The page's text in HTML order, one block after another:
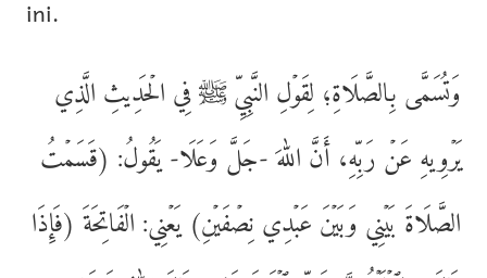
ini.
وَتُسَمَّى بِالصَّلَاةِ؛ لِقَوۡلِ النَّبِيِّ ﷺ فِي الۡحَدِيثِ الَّذِي
يَرۡوِيهِ عَنۡ رَبِّهِ، أَنَّ اللهَ -جَلَّ وَعَلَا- يَقُولُ: (قَسَمۡتُ
الصَّلَاةَ بَيۡنِي وَبَيۡنَ عَبۡدِي نِصۡفَیۡنِ) يَعۡنِي: الۡفَاتِحَةَ (فَإِذَا